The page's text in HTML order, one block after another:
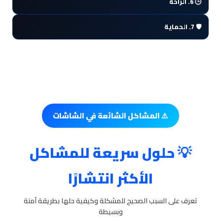
🎨 استخدم أوضاع الصورة المناسبة
⏰ أطفئ الشاشة لفترات قصيرة
🔥 تجنب التشغيل المستمر طوال اليوم 🛡️ 7. الحماية
⚠️ المشاكل الشائعة في الشاشات
💡 حلول سريعة للمشاكل
الأكثر انتشارًا
تعرف على السبب الصحيح للمشكلة وكيفية حلها بطريقة آمنة
وبسيطة